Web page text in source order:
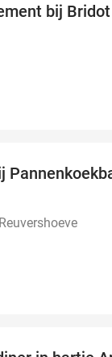
bij Bridot